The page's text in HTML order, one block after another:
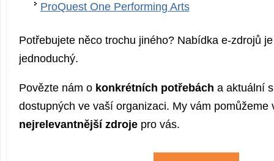
ProQuest One Performing Arts
Potřebujete něco trochu jiného? Nabídka e-zdrojů
jednoduchý.
Povězte nám o konkrétních potřebách a aktuální
dostupných ve vaší organizaci. My vám pomůžeme
nejrelevantnější zdroje pro vás.